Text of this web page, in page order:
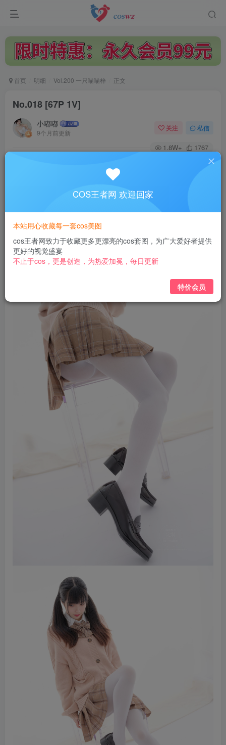
首页 明细 Vol.200 一只喵喵梓 正文
No.018 [67P 1V]
小嘟嘟
9个月前更新
关注 私信
1.8W+ 1767
此内容为付费阅读，请付费后查看
3
黄金会员免费 钻石会员 免费
立即购买
已售 1
COS王者网 欢迎回家
本站用心收藏每一套cos美图
cos王者网致力于收藏更多更漂亮的cos套图，为广大爱好者提供
更好的视觉盛宴
不止于cos，更是创造，为热爱加冕，每日更新
特价会员